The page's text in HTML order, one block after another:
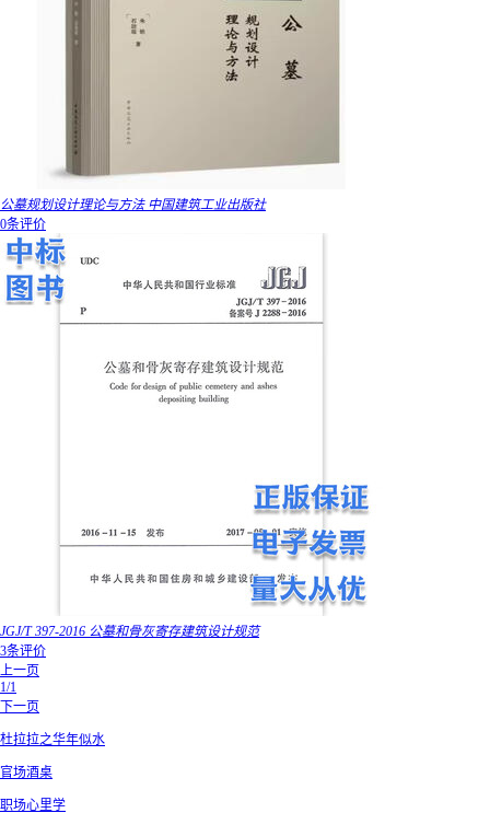
公墓规划设计理论与方法 中国建筑工业出版社
0条评价
JGJ/T 397-2016 公墓和骨灰寄存建筑设计规范
3条评价
上一页
1/1
下一页
杜拉拉之华年似水
官场酒桌
职场心里学